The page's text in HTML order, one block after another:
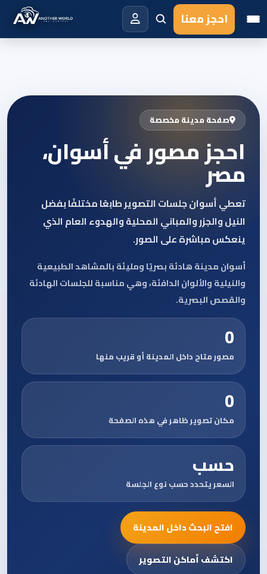
احجز معنا
صفحة مدينة مخصصة
احجز مصور في أسوان،
مصر
تعطي أسوان جلسات التصوير طابعًا مختلفًا بفضل
النيل والجزر والمباني المحلية والهدوء العام الذي
ينعكس مباشرة على الصور.
أسوان مدينة هادئة بصريًا ومليئة بالمشاهد الطبيعية
والنيلية والألوان الدافئة، وهي مناسبة للجلسات الهادئة
والقصص البصرية.
0
مصور متاح داخل المدينة أو قريب منها
0
مكان تصوير ظاهر في هذه الصفحة
حسب
السعر يتحدد حسب نوع الجلسة
افتح البحث داخل المدينة
اكتشف أماكن التصوير